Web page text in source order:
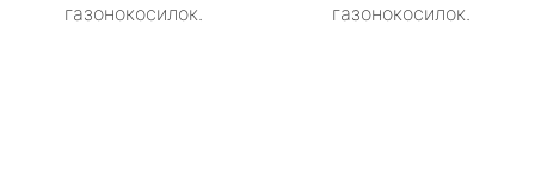
газонокосилок.
газонокосилок.